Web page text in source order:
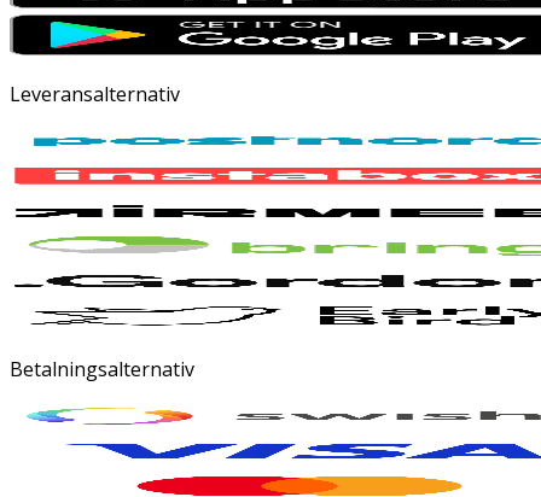
Leveransalternativ
Betalningsalternativ